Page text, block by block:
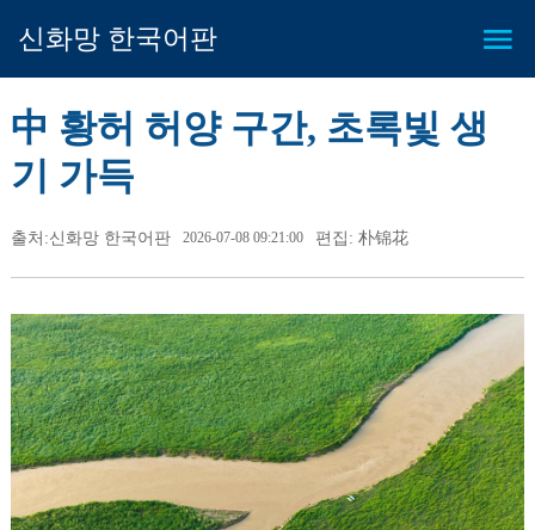
신화망 한국어판
中 황허 허양 구간, 초록빛 생
기 가득
출처:신화망 한국어판 2026-07-08 09:21:00 편집: 朴锦花